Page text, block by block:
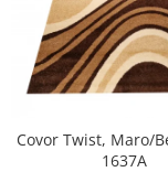
Covor Twist, Maro/
1637A